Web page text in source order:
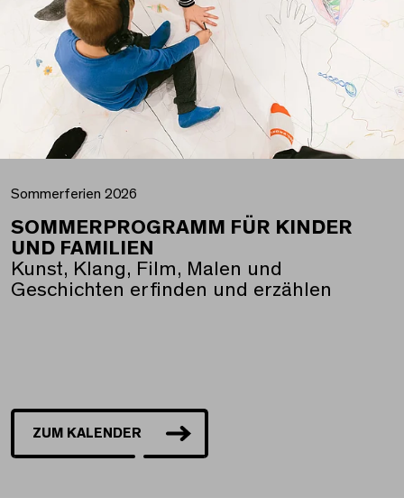
Sommerferien 2026
SOMMERPROGRAMM FÜR KINDER
UND FAMILIEN
Kunst, Klang, Film, Malen und
Geschichten erfinden und erzählen
ZUM KALENDER